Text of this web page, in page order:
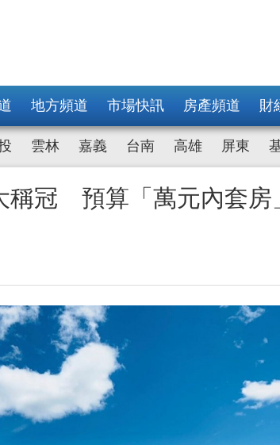
地方頻道 市場快訊 房產頻道 財
雲林 嘉義 台南 高雄 屏東
稱冠 預算「萬元內套房